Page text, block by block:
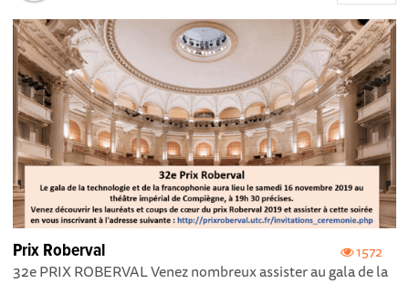
1572
Prix Roberval
32e PRIX ROBERVAL Venez nombreux assister au gala de la